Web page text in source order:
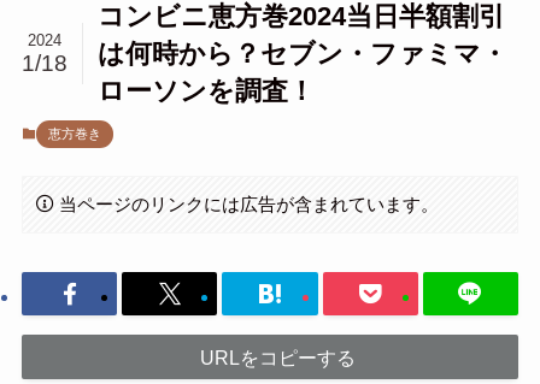
コンビニ恵方巻2024当日半額割引
は何時から？セブン・ファミマ・
ローソンを調査！
2024
1/18
恵方巻き
当ページのリンクには広告が含まれています。
URLをコピーする